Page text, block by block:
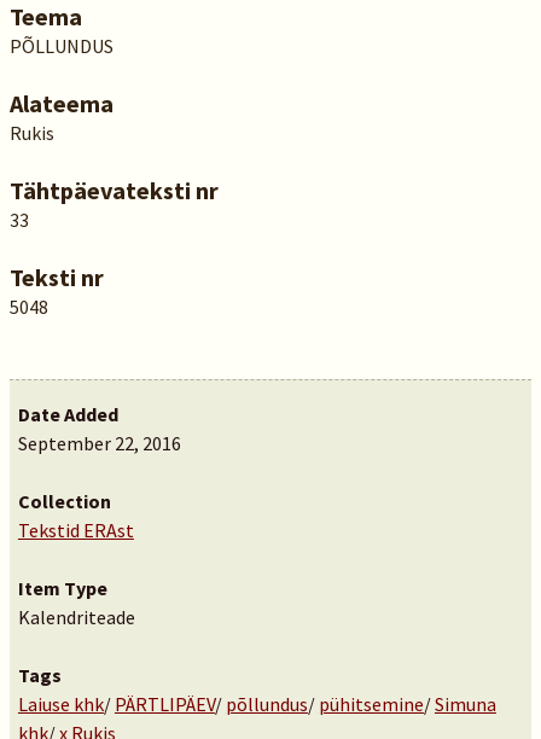
Teema
PÕLLUNDUS
Alateema
Rukis
Tähtpäevateksti nr
33
Teksti nr
5048
Date Added
September 22, 2016
Collection
Tekstid ERAst
Item Type
Kalendriteade
Tags
Laiuse khk/ PÄRTLIPÄEV/ põllundus/ pühitsemine/Simuna
khk/x Rukis